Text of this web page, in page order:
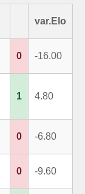
var.Elo
0 -16.00
1 4.80
0 -6.80
0 -9.60